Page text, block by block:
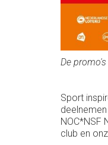
De
Sport
NOC*NSF
club en